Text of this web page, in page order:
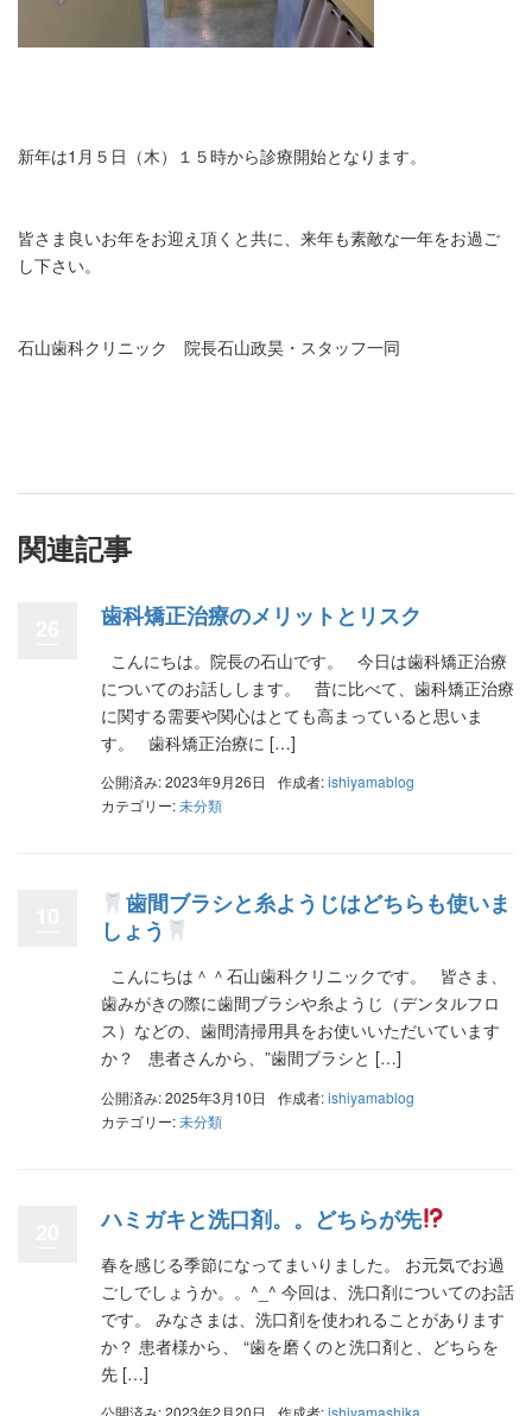
新年は1月５日（木）１５時から診療開始となります。
皆さま良いお年をお迎え頂くと共に、来年も素敵な一年をお過ご
し下さい。
石山歯科クリニック 院長石山政昊・スタッフ一同
関連記事
歯科矯正治療のメリットとリスク
こんにちは。院長の石山です。 今日は歯科矯正治療
についてのお話しします。 昔に比べて、歯科矯正治療
に関する需要や関心はとても高まっていると思いま
す。 歯科矯正治療に […]
公開済み: 2023年9月26日 作成者:ishiyamablog
カテゴリー:未分類
歯間ブラシと糸ようじはどちらも使いま
しょう
こんにちは＾＾石山歯科クリニックです。 皆さま、
歯みがきの際に歯間ブラシや糸ようじ（デンタルフロ
ス）などの、歯間清掃用具をお使いいただいています
か？ 患者さんから、”歯間ブラシと […]
公開済み: 2025年3月10日 作成者:ishiyamablog
カテゴリー:未分類
ハミガキと洗口剤。。どちらが先
春を感じる季節になってまいりました。 お元気でお過
ごしでしょうか。。^_^ 今回は、洗口剤についてのお話
です。 みなさまは、洗口剤を使われることがあります
か？ 患者様から、 “歯を磨くのと洗口剤と、どちらを
先 […]
公開済み: 2023年2月20日 作成者:ishiyamashika